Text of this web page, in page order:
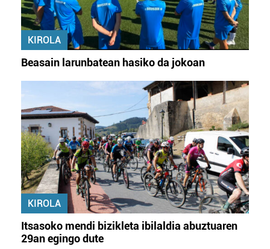
KIROLA
Beasain larunbatean hasiko da jokoan
KIROLA
Itsasoko mendi bizikleta ibilaldia abuztuaren
29an egingo dute